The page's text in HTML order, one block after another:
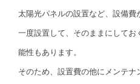
太陽光パネルの設置など、設備費
一度設置して、そのままにして
能性もあります。
そのため、設置費の他にメンテ